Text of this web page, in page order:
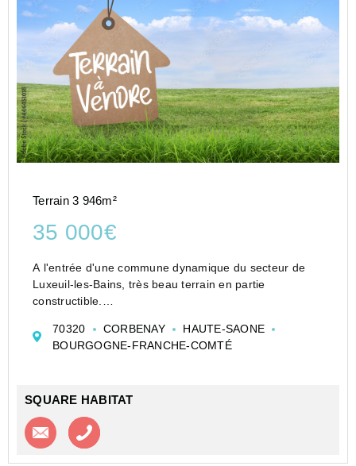
Terrain 3 946m²
35 000€
A l'entrée d'une commune dynamique du secteur de
Luxeuil-les-Bains, très beau terrain en partie
constructible.
70320
CORBENAY
HAUTE-SAONE
BOURGOGNE-FRANCHE-COMTÉ
SQUARE HABITAT
Contacter l'agence